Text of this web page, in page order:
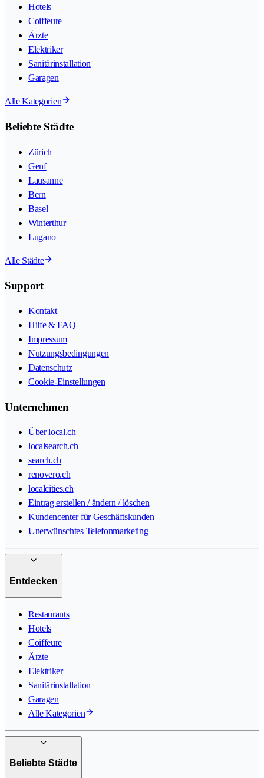
Hotels
Coiffeure
Ärzte
Elektriker
Sanitärinstallation
Garagen
Alle Kategorien
Beliebte Städte
Zürich
Genf
Lausanne
Bern
Basel
Winterthur
Lugano
Alle Städte
Support
Kontakt
Hilfe & FAQ
Impressum
Nutzungsbedingungen
Datenschutz
Cookie-Einstellungen
Unternehmen
Über local.ch
localsearch.ch
search.ch
renovero.ch
localcities.ch
Eintrag erstellen / ändern / löschen
Kundencenter für Geschäftskunden
Unerwünschtes Telefonmarketing
Entdecken
Restaurants
Hotels
Coiffeure
Ärzte
Elektriker
Sanitärinstallation
Garagen
Alle Kategorien
Beliebte Städte